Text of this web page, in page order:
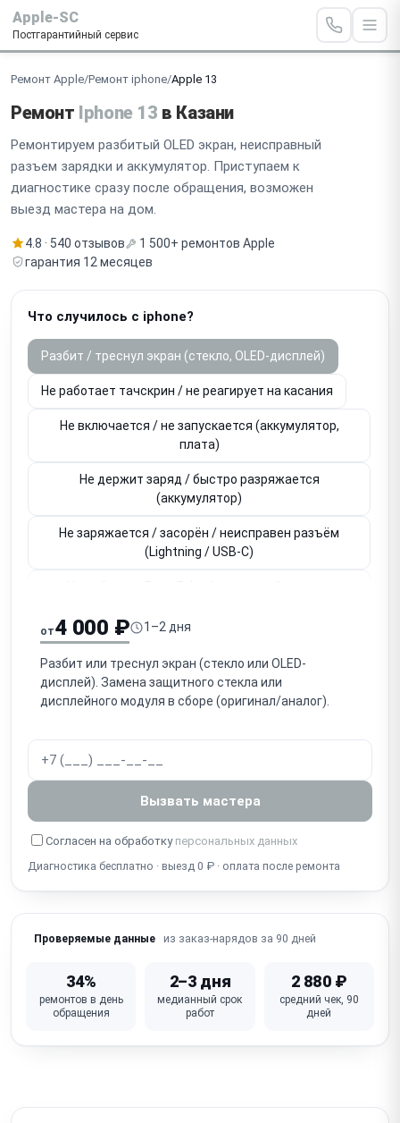
Apple-SC
Постгарантийный сервис
Ремонт Apple/Ремонт iphone/Apple 13
Ремонт Iphone 13 в Казани
Ремонтируем разбитый OLED экран, неисправный
разъем зарядки и аккумулятор. Приступаем к
диагностике сразу после обращения, возможен
выезд мастера на дом.
4.8 · 540 отзывов
1 500+ ремонтов Apple
гарантия 12 месяцев
Что случилось с iphone?
Разбит / треснул экран (стекло, OLED-дисплей)
Не работает тачскрин / не реагирует на касания
Не включается / не запускается (аккумулятор,
плата)
Не держит заряд / быстро разряжается
(аккумулятор)
Не заряжается / засорён / неисправен разъём
(Lightning / USB-C)
Не работает Touch ID / кнопка Home (привязана к
плате)
Не работает основная / фронтальная камера
Нет громкого звука / не работает громкоговоритель
(speaker)
Собеседник не слышит / не работает микрофон
Попадание воды / окисление (несмотря на IP-
защиту)
блокировка iCloud
Не работает кнопка питания / громкости /
от4 000 ₽ 1–2 дня
Разбит или треснул экран (стекло или OLED-
дисплей). Замена защитного стекла или
дисплейного модуля в сборе (оригинал/аналог).
Вызвать мастера
Согласен на обработку персональных данных
Диагностика бесплатно · выезд 0 ₽ · оплата после ремонта
Проверяемые данные из заказ-нарядов за 90 дней
34%
ремонтов в день
обращения
2–3 дня
медианный срок
работ
2 880 ₽
средний чек, 90
дней